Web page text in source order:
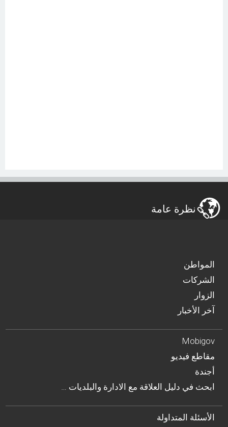
نظرة عامة
المواطن
الشركات
الزوار
آخر الأخبار
Mobigov
مقاطع فيديو
أجندة
… ابحث في دليل العلاقة مع الادارة والبلديات
الأسئلة المتداولة